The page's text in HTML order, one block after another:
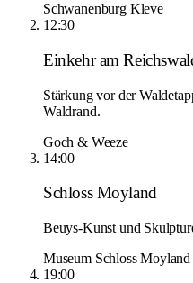
Schwanenburg Kleve
12:30
Einkehr am
Stärkung vor der
Waldrand.
Goch & Weeze
14:00
Schloss Moyland
Beuys-Kunst und
Museum Schloss Moyland
19:00